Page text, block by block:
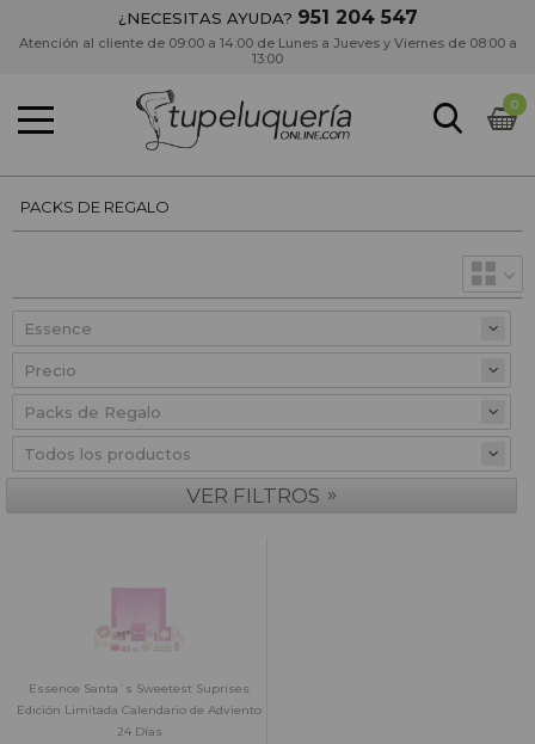
¿NECESITAS AYUDA? 951 204 547
Atención al cliente de 09:00 a 14:00 de Lunes a Jueves y Viernes de 08:00 a
13:00
0
PACKS DE REGALO
Precio
VER FILTROS »
Essence Santa´s Sweetest Suprises
Edición Limitada Calendario de Adviento
24 Días